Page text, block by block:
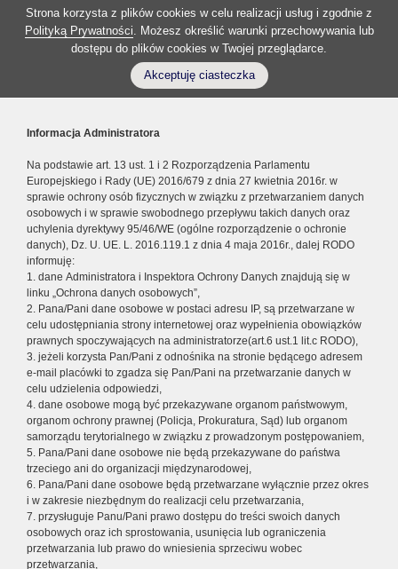
Strona korzysta z plików cookies w celu realizacji usług i zgodnie z
Polityką Prywatności. Możesz określić warunki przechowywania lub
dostępu do plików cookies w Twojej przeglądarce.
Akceptuję ciasteczka
Informacja Administratora
Na podstawie art. 13 ust. 1 i 2 Rozporządzenia Parlamentu
Europejskiego i Rady (UE) 2016/679 z dnia 27 kwietnia 2016r. w
sprawie ochrony osób fizycznych w związku z przetwarzaniem danych
osobowych i w sprawie swobodnego przepływu takich danych oraz
uchylenia dyrektywy 95/46/WE (ogólne rozporządzenie o ochronie
danych), Dz. U. UE. L. 2016.119.1 z dnia 4 maja 2016r., dalej RODO
informuję:
1. dane Administratora i Inspektora Ochrony Danych znajdują się w
linku „Ochrona danych osobowych”,
2. Pana/Pani dane osobowe w postaci adresu IP, są przetwarzane w
celu udostępniania strony internetowej oraz wypełnienia obowiązków
prawnych spoczywających na administratorze(art.6 ust.1 lit.c RODO),
3. jeżeli korzysta Pan/Pani z odnośnika na stronie będącego adresem
e-mail placówki to zgadza się Pan/Pani na przetwarzanie danych w
celu udzielenia odpowiedzi,
4. dane osobowe mogą być przekazywane organom państwowym,
organom ochrony prawnej (Policja, Prokuratura, Sąd) lub organom
samorządu terytorialnego w związku z prowadzonym postępowaniem,
5. Pana/Pani dane osobowe nie będą przekazywane do państwa
trzeciego ani do organizacji międzynarodowej,
6. Pana/Pani dane osobowe będą przetwarzane wyłącznie przez okres
i w zakresie niezbędnym do realizacji celu przetwarzania,
7. przysługuje Panu/Pani prawo dostępu do treści swoich danych
osobowych oraz ich sprostowania, usunięcia lub ograniczenia
przetwarzania lub prawo do wniesienia sprzeciwu wobec
przetwarzania,